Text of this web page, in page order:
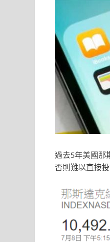
過去5年美國那
否則難以直接